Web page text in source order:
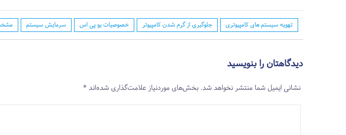
تهویه سیستم های کامپیوتری جلوگیری از گرم شدن کامپیوتر خصوصیات یو پی اس سرمایش سیستم
دیدگاهتان را بنویسید
نشانی ایمیل شما منتشر نخواهد شد. بخش‌های موردنیاز علامت‌گذاری شده‌اند *